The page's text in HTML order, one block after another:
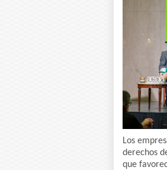
Los
derechos
que